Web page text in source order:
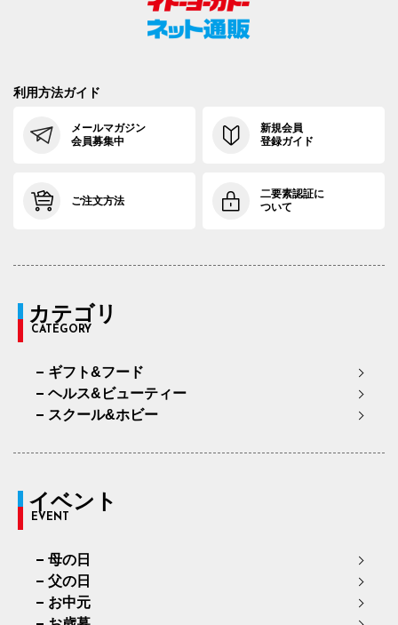
利用方法ガイド
メールマガジン
会員募集中
新規会員
登録ガイド
ご注文方法
二要素認証に
ついて
カテゴリ
CATEGORY
ギフト&フード
ヘルス&ビューティー
スクール&ホビー
イベント
EVENT
母の日
父の日
お中元